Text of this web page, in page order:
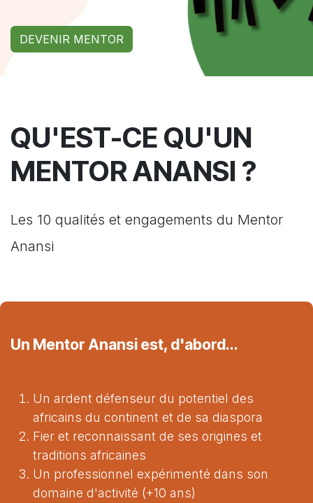
DEVENIR MENTOR
QU'EST-CE QU'UN
MENTOR ANANSI ?
Les 10 qualités et engagements du Mentor
Anansi
Un Mentor Anansi est, d'abord...
Un ardent défenseur du potentiel des
africains du continent et de sa diaspora
Fier et reconnaissant de ses origines et
traditions africaines
Un professionnel expérimenté dans son
domaine d'activité (+10 ans)